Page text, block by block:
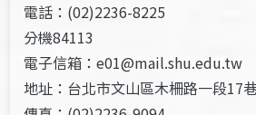
電話：(02)2236-8225
分機84113
電子信箱：e01@mail.shu.edu.tw
地址：台北市文山區木柵路一段17